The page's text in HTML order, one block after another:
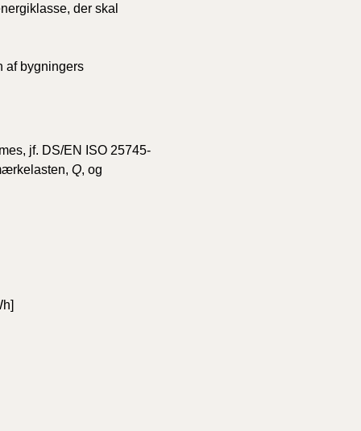
der skal
af bygningers
jf. DS/EN ISO 25745-
Q, og